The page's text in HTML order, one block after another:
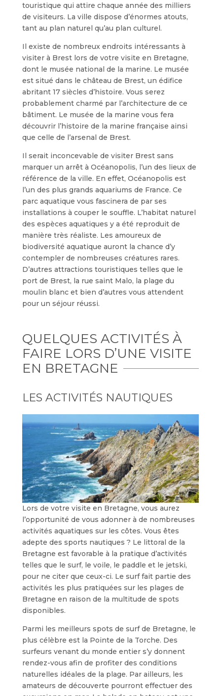
touristique qui attire chaque année des milliers
de visiteurs. La ville dispose d’énormes atouts,
tant au plan naturel qu’au plan culturel.
Il existe de nombreux endroits intéressants à
visiter à Brest lors de votre visite en Bretagne,
dont le musée national de la marine. Le musée
est situé dans le château de Brest, un édifice
abritant 17 siècles d’histoire. Vous serez
probablement charmé par l’architecture de ce
bâtiment. Le musée de la marine vous fera
découvrir l’histoire de la marine française ainsi
que celle de l’arsenal de Brest.
Il serait inconcevable de visiter Brest sans
marquer un arrêt à Océanopolis, l’un des lieux de
référence de la ville. En effet, Océanopolis est
l’un des plus grands aquariums de France. Ce
parc aquatique vous fascinera de par ses
installations à couper le souffle. L’habitat naturel
des espèces aquatiques y a été reproduit de
manière très réaliste. Les amoureux de
biodiversité aquatique auront la chance d’y
contempler de nombreuses créatures rares.
D’autres attractions touristiques telles que le
port de Brest, la rue saint Malo, la plage du
moulin blanc et bien d’autres vous attendent
pour un séjour réussi.
QUELQUES ACTIVITÉS À
FAIRE LORS D’UNE VISITE
EN BRETAGNE
LES ACTIVITÉS NAUTIQUES
Lors de votre visite en Bretagne, vous aurez
l’opportunité de vous adonner à de nombreuses
activités aquatiques sur les côtes. Vous êtes
adepte des sports nautiques ? Le littoral de la
Bretagne est favorable à la pratique d’activités
telles que le surf, le voile, le paddle et le jetski,
pour ne citer que ceux-ci. Le surf fait partie des
activités les plus pratiquées sur les plages de
Bretagne en raison de la multitude de spots
disponibles.
Parmi les meilleurs spots de surf de Bretagne, le
plus célèbre est la Pointe de la Torche. Des
surfeurs venant du monde entier s’y donnent
rendez-vous afin de profiter des conditions
naturelles idéales de la plage. Par ailleurs, les
amateurs de découverte pourront effectuer des